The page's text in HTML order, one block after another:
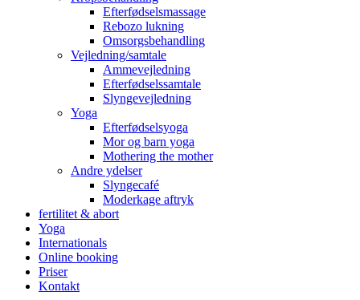
Efterfødselsmassage
Rebozo lukning
Omsorgsbehandling
Vejledning/samtale
Ammevejledning
Efterfødselssamtale
Slyngevejledning
Yoga
Efterfødselsyoga
Mor og barn yoga
Mothering the mother
Andre ydelser
Slyngecafé
Moderkage aftryk
fertilitet & abort
Yoga
Internationals
Online booking
Priser
Kontakt